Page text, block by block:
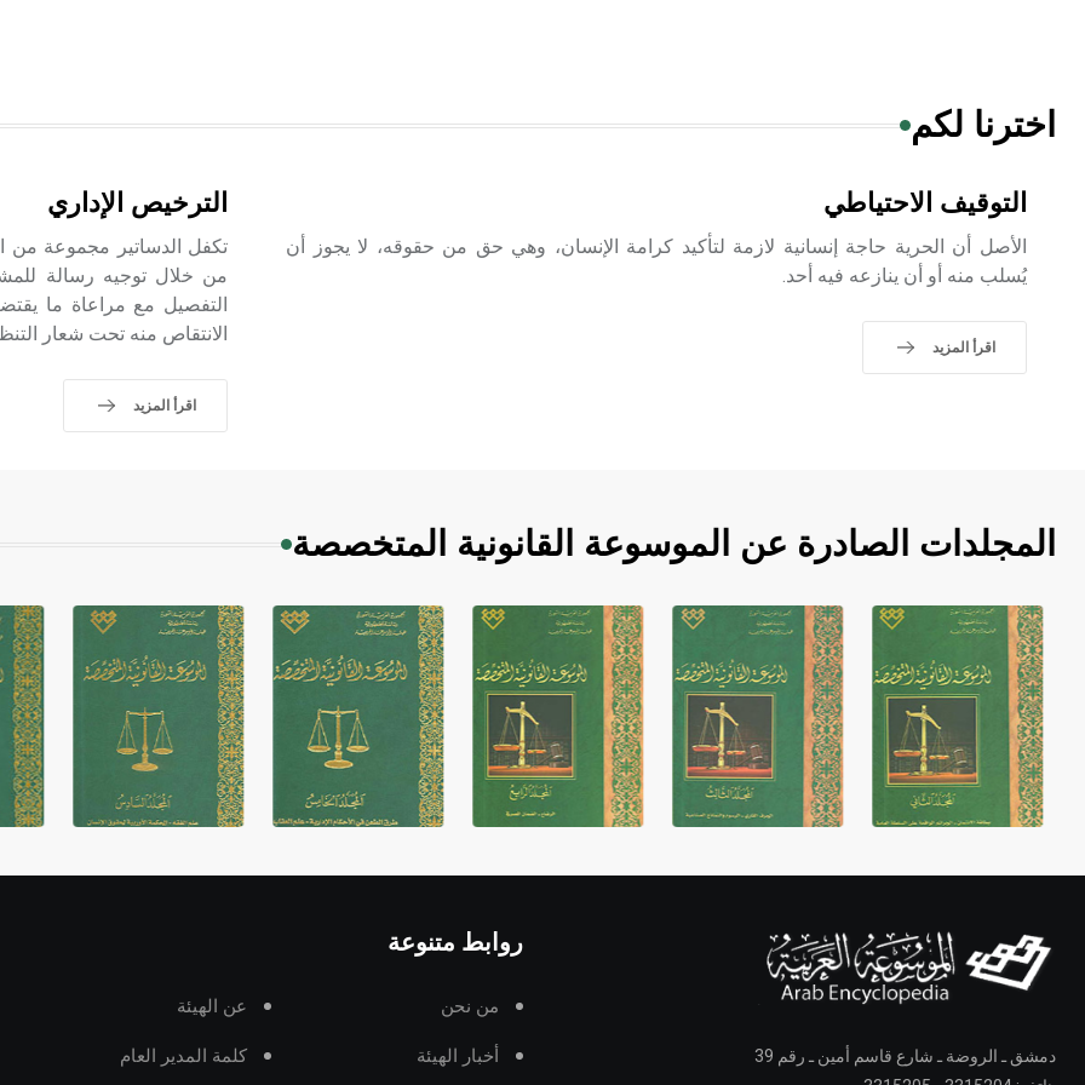
اخترنا لكم
التوقيف الاحتياطي
الأصل أن الحرية حاجة إنسانية لازمة لتأكيد كرامة الإنسان، وهي حق من حقوقه، لا يجوز أن
يُسلب منه أو أن ينازعه فيه أحد.
اقرأ المزيد
الترخيص الإداري
تكفل الدساتير مجموعة من
من خلال توجيه رسالة
التفصيل مع مراعاة ما
الانتقاص منه تحت شعار
اقرأ المزيد
المجلدات الصادرة عن الموسوعة القانونية المتخصصة
دمشق ـ الروضة ـ شارع قاسم أمين ـ رقم 39
روابط متنوعة
من نحن عن الهيئة
أخبار الهيئة كلمة المدير العام